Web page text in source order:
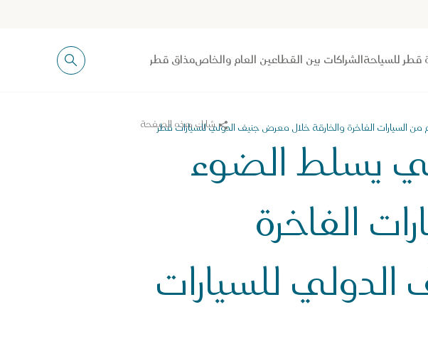
قطر للسياحةالشراكات بين القطاعين العام والخاصمذاق قطر
السيارات الفاخرة والخارقة خلال معرض جنيف الدولي للسيارات قطر
شارك هذه الصفحة
يسلط الضوء
الفاخرة
للسيارات